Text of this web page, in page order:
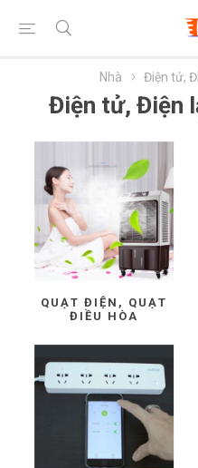
Nhà Điện tử,
Điện tử, Điện
QUẠT ĐIỆN, QUẠT
ĐIỀU HÒA